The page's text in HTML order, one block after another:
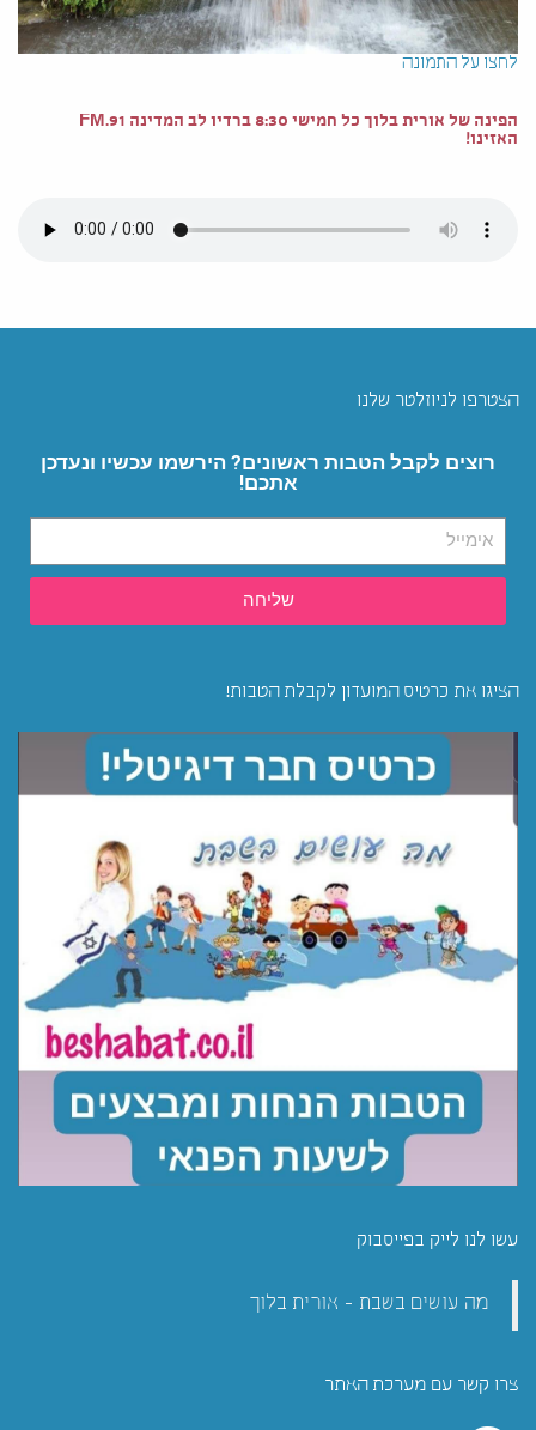
לחצו על התמונה
הפינה של אורית בלוך כל חמישי 8:30 ברדיו לב המדינה 91.FM
האזינו!
הצטרפו לניוזלטר שלנו
רוצים לקבל הטבות ראשונים? הירשמו עכשיו ונעדכן
אתכם!
שליחה
הציגו את כרטיס המועדון לקבלת הטבות!
עשו לנו לייק בפייסבוק
מה עושים בשבת - אורית בלוך
צרו קשר עם מערכת האתר